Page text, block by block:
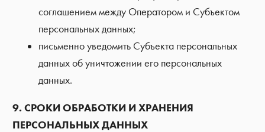
соглашением между Оператором и Субъектом
персональных данных;
письменно уведомить Субъекта персональных
данных об уничтожении его персональных
данных.
9. СРОКИ ОБРАБОТКИ И ХРАНЕНИЯ
ПЕРСОНАЛЬНЫХ ДАННЫХ